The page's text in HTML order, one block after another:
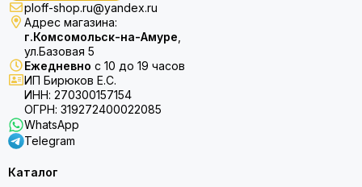
ploff-shop.ru@yandex.ru
Адрес магазина:
г.Комсомольск-на-Амуре
ул.Базовая 5
Ежедневно с 10 до 19 часов
ИП Бирюков Е.С.
ИНН: 270300157154
ОГРН: 319272400022085
WhatsApp
Telegram
Каталог